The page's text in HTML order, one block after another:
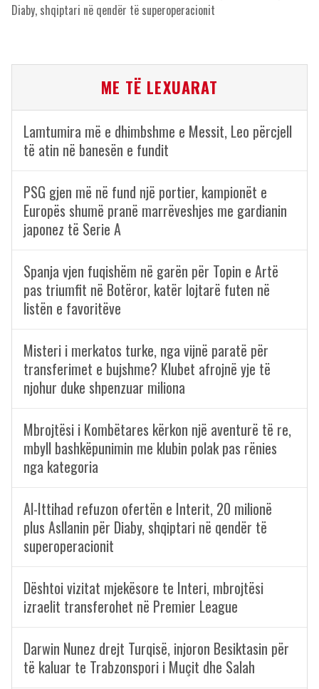
Diaby, shqiptari në qendër të superoperacionit
ME TË LEXUARAT
Lamtumira më e dhimbshme e Messit, Leo përcjell
të atin në banesën e fundit
PSG gjen më në fund një portier, kampionët e
Europës shumë pranë marrëveshjes me gardianin
japonez të Serie A
Spanja vjen fuqishëm në garën për Topin e Artë
pas triumfit në Botëror, katër lojtarë futen në
listën e favoritëve
Misteri i merkatos turke, nga vijnë paratë për
transferimet e bujshme? Klubet afrojnë yje të
njohur duke shpenzuar miliona
Mbrojtësi i Kombëtares kërkon një aventurë të re,
mbyll bashkëpunimin me klubin polak pas rënies
nga kategoria
Al-Ittihad refuzon ofertën e Interit, 20 milionë
plus Asllanin për Diaby, shqiptari në qendër të
superoperacionit
Dështoi vizitat mjekësore te Interi, mbrojtësi
izraelit transferohet në Premier League
Darwin Nunez drejt Turqisë, injoron Besiktasin për
të kaluar te Trabzonspori i Muçit dhe Salah